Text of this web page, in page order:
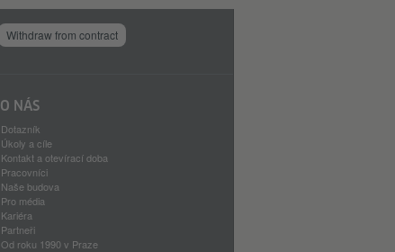
Withdraw from contract
O NÁS
Dotazník
Úkoly a cíle
Kontakt a otevírací doba
Pracovníci
Naše budova
Pro média
Kariéra
Partneři
Od roku 1990 v Praze